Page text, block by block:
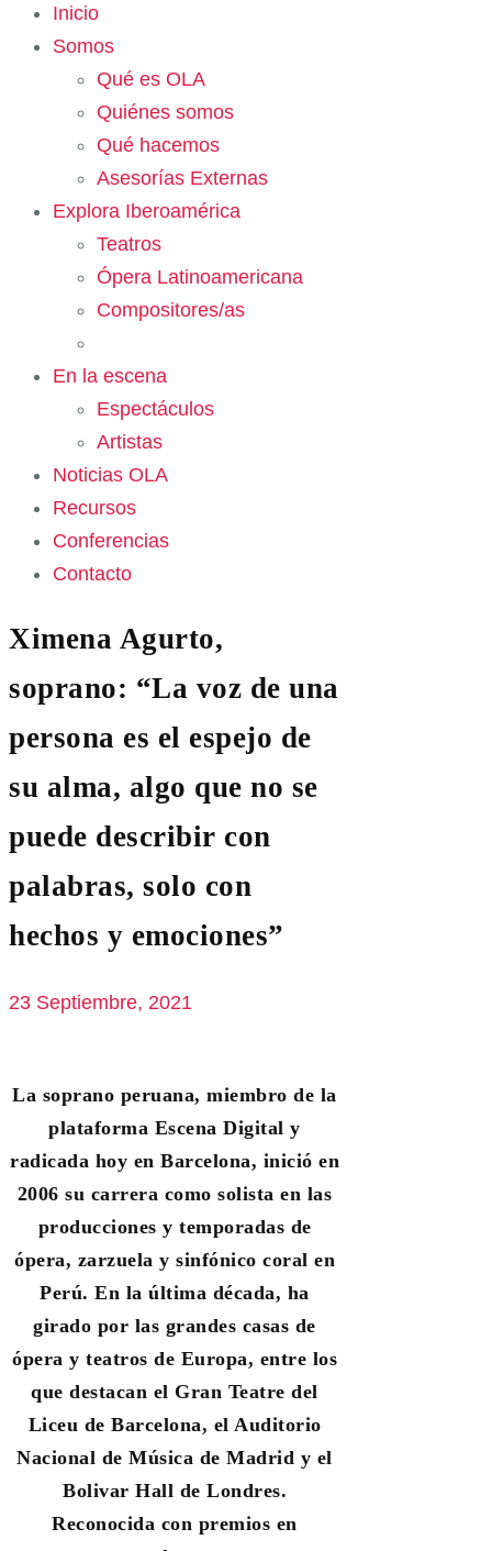
Inicio
Somos
Qué es OLA
Quiénes somos
Qué hacemos
Asesorías Externas
Explora Iberoamérica
Teatros
Ópera Latinoamericana
Compositores/as
En la escena
Espectáculos
Artistas
Noticias OLA
Recursos
Conferencias
Contacto
Ximena Agurto,
soprano: “La voz de una
persona es el espejo de
su alma, algo que no se
puede describir con
palabras, solo con
hechos y emociones”
23 Septiembre, 2021
La soprano peruana, miembro de la
plataforma Escena Digital y
radicada hoy en Barcelona, inició en
2006 su carrera como solista en las
producciones y temporadas de
ópera, zarzuela y sinfónico coral en
Perú. En la última década, ha
girado por las grandes casas de
ópera y teatros de Europa, entre los
que destacan el Gran Teatre del
Liceu de Barcelona, el Auditorio
Nacional de Música de Madrid y el
Bolivar Hall de Londres.
Reconocida con premios en